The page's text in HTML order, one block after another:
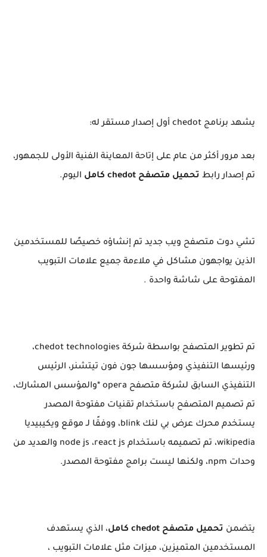
يشهد برنامج chedot أول إصدار مستقر له:
بعد مرور أكثر من عام على إتاحة المعاينة الفنية الأولى للجمهور،
تم إصدار رابط تحميل متصفح chedot كامل اليوم.
تشي دوت متصفح ويب جديد تم إنشاؤه خصيصًا للمستخدمين
الذين يواجهون مشاكل في ملاءمة جميع علامات التبويب
المفتوحة على شاشة واحدة .
تم تطوير المتصفح بواسطة شركة chedot technologies،
ورئيسها التنفيذي ومؤسسها جون فون تيتشنر، الرئيس
التنفيذي السابق لشركة متصفح opera *والمؤسس المشارك،
تم تصميم المتصفح باستخدام تقنيات مفتوحة المصدر
يستخدم محرك عرض بي لنك blink، ووفقًا لـ موقع ويكيبيديا
wikipedia، تم تصميمه باستخدام node js ،react js والعديد من
وحدات npm، ولكنها ليست برامج مفتوحة المصدر.
يتضمن تحميل متصفح chedot كامل
، الذي يستهدف
المستخدمين المتميزين، ميزات مثل علامات التبويب ،